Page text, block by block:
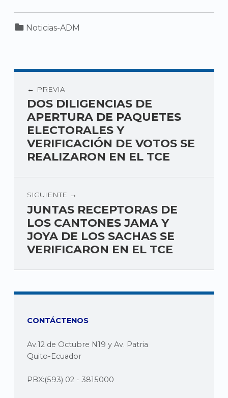
Categorized in:
Noticias-ADM
PREVIA
DOS DILIGENCIAS DE
APERTURA DE PAQUETES
ELECTORALES Y
VERIFICACIÓN DE VOTOS SE
REALIZARON EN EL TCE
SIGUIENTE
JUNTAS RECEPTORAS DE
LOS CANTONES JAMA Y
JOYA DE LOS SACHAS SE
VERIFICARON EN EL TCE
CONTÁCTENOS
Av.12 de Octubre N19 y Av. Patria
Quito-Ecuador
PBX:(593) 02 - 3815000